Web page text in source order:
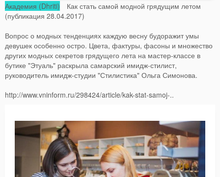
Академия (Dhriti) Как стать самой модной грядущим летом
(публикация 28.04.2017)
Вопрос о модных тенденциях каждую весну будоражит умы
девушек особенно остро. Цвета, фактуры, фасоны и множество
других модных секретов грядущего лета на мастер-классе в
бутике "Этуаль" раскрыла самарский имидж-стилист,
руководитель имидж-студии "Стилистика" Ольга Симонова.
http://www.vninform.ru/298424/article/kak-stat-samoj-..